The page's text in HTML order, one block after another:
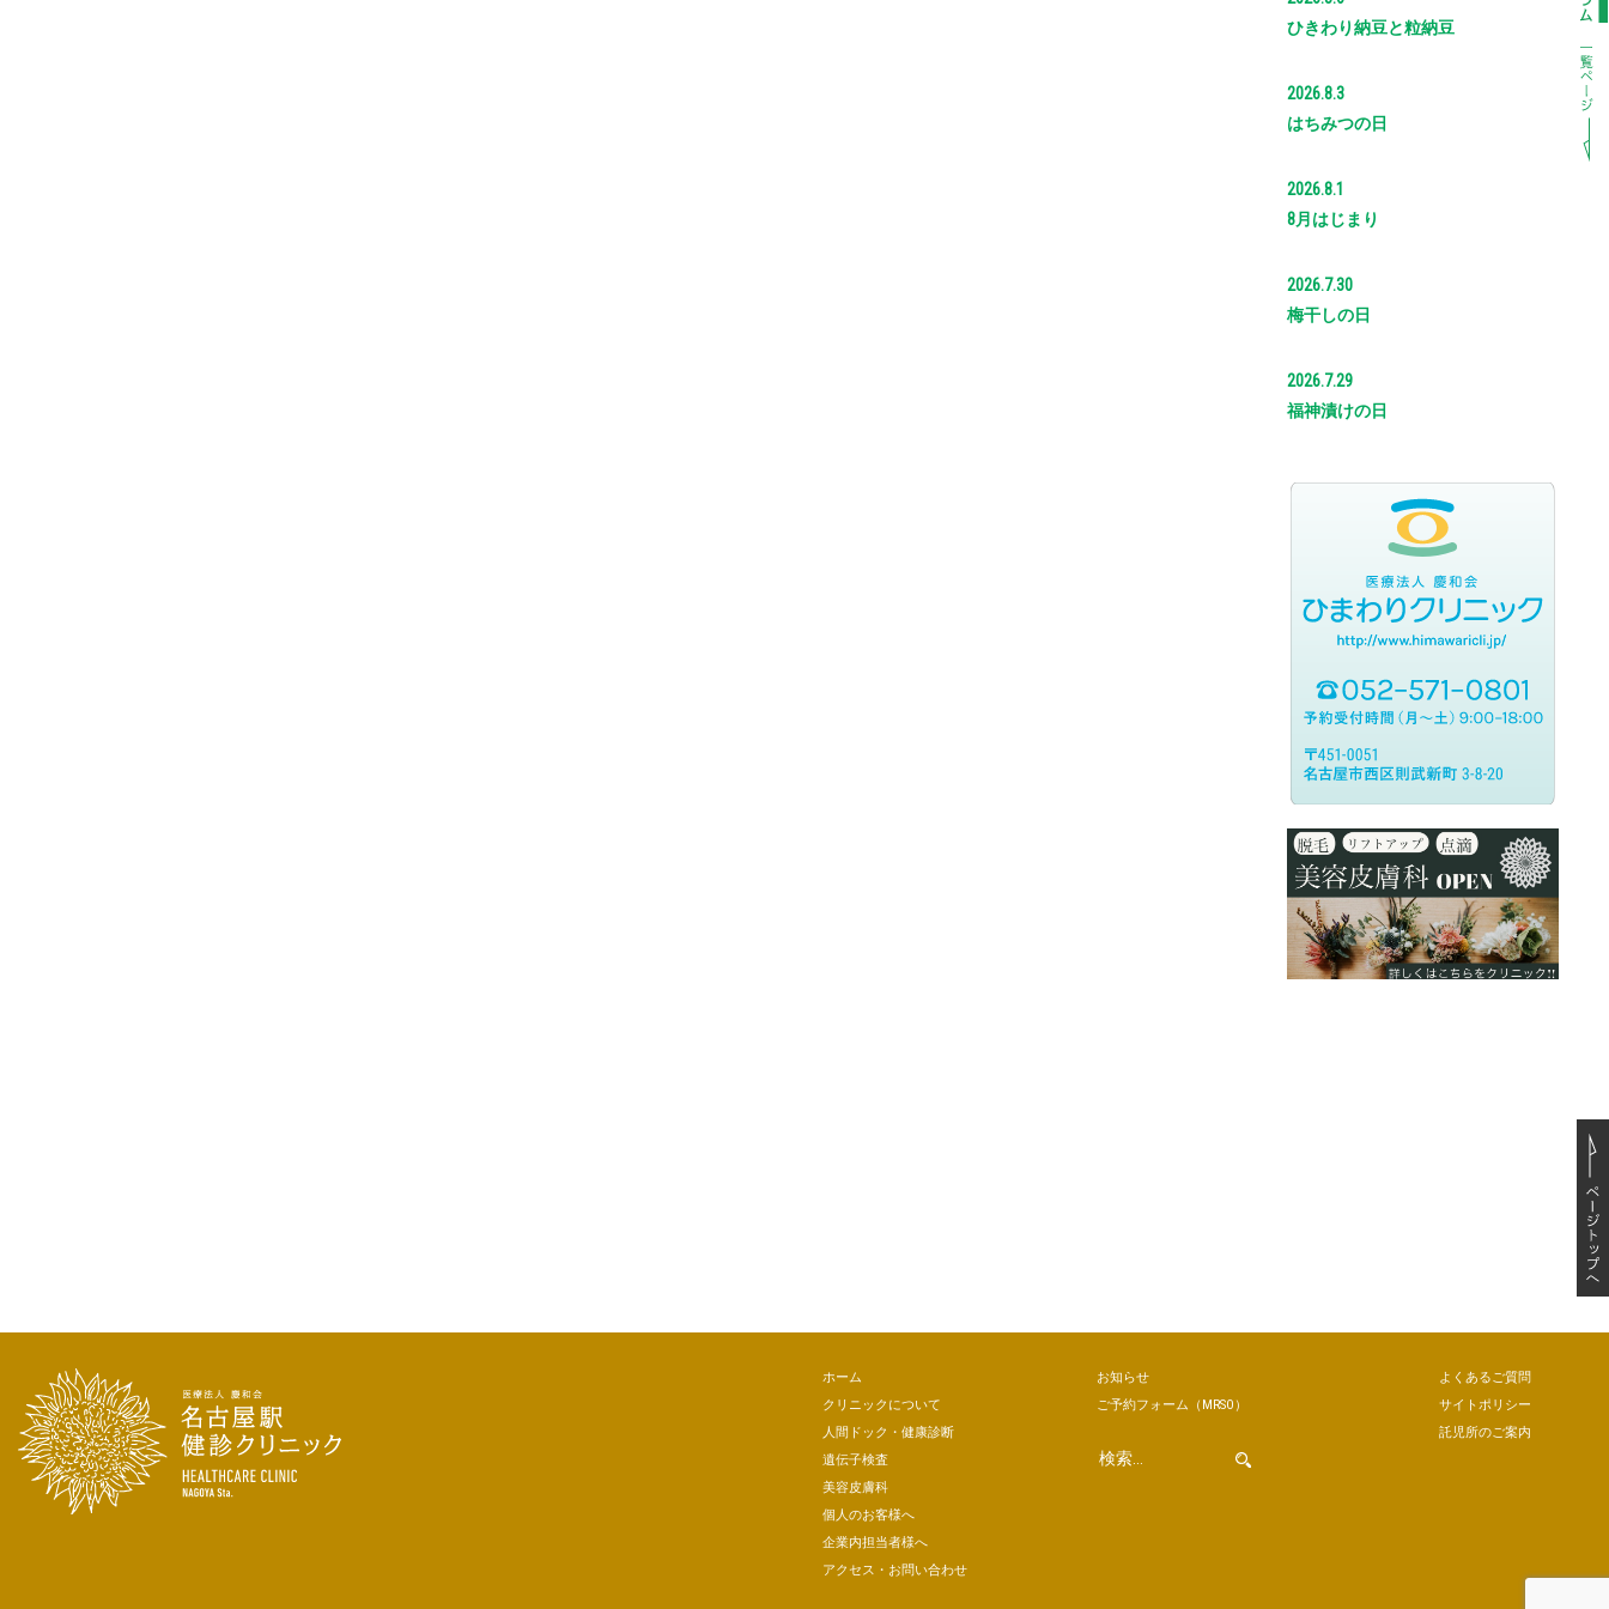
ひきわり納豆と粒納豆
2026.8.3
はちみつの日
2026.8.1
8月はじまり
2026.7.30
梅干しの日
2026.7.29
福神漬けの日
ホーム
クリニックについて
人間ドック・健康診断
遺伝子検査
美容皮膚科
個人のお客様へ
企業内担当者様へ
アクセス・お問い合わせ
お知らせ
ご予約フォーム （MRSO）
よくあるご質問
サイトポリシー
託児所のご案内